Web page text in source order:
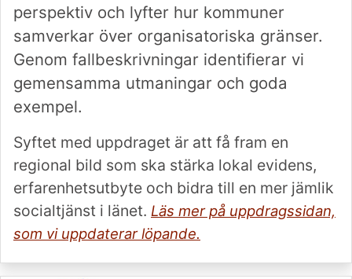
perspektiv och lyfter hur kommuner
samverkar över organisatoriska gränser.
Genom fallbeskrivningar identifierar vi
gemensamma utmaningar och goda
exempel.
Syftet med uppdraget är att få fram en
regional bild som ska stärka lokal evidens,
erfarenhetsutbyte och bidra till en mer jämlik
socialtjänst i länet. Läs mer på uppdragssidan,
som vi uppdaterar löpande.